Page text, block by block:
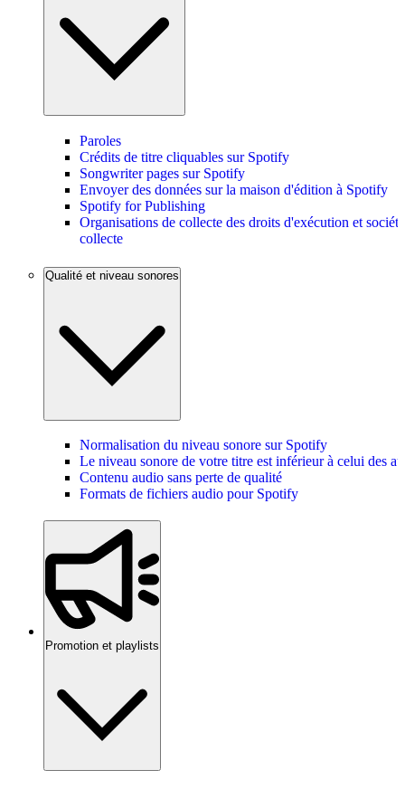
Paroles
Crédits de titre cliquables sur Spotify
Songwriter pages sur Spotify
Envoyer des données sur la maison d'édition à Spotify
Spotify for Publishing
Organisations de collecte des droits d'exécution et
collecte
Qualité et niveau sonores
Normalisation du niveau sonore sur Spotify
Le niveau sonore de votre titre est inférieur à celui des
Contenu audio sans perte de qualité
Formats de fichiers audio pour Spotify
Promotion et playlists